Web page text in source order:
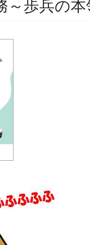
～歩兵の本